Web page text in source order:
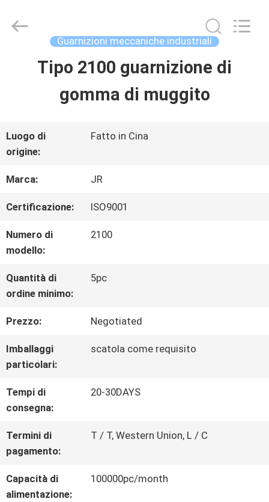
CASA
VIDEO
CIRCA
NOI
GIRO
DELLA
FABBRICA
CONTROLLO
DI
QUALITÀ
CONTATTICI
Supseals
International
Guarnizioni meccaniche industriali
Tipo 2100 guarnizione di
gomma di muggito
Luogo di
origine:
Fatto in Cina
Marca: JR
Certificazione: ISO9001
Numero di
modello:
2100
Quantità di
ordine minimo:
5pc
Prezzo: Negotiated
Imballaggi
particolari:
scatola come requisito
Tempi di
consegna:
20-30DAYS
Termini di
pagamento:
T / T, Western Union, L / C
Capacità di
alimentazione:
100000pc/month